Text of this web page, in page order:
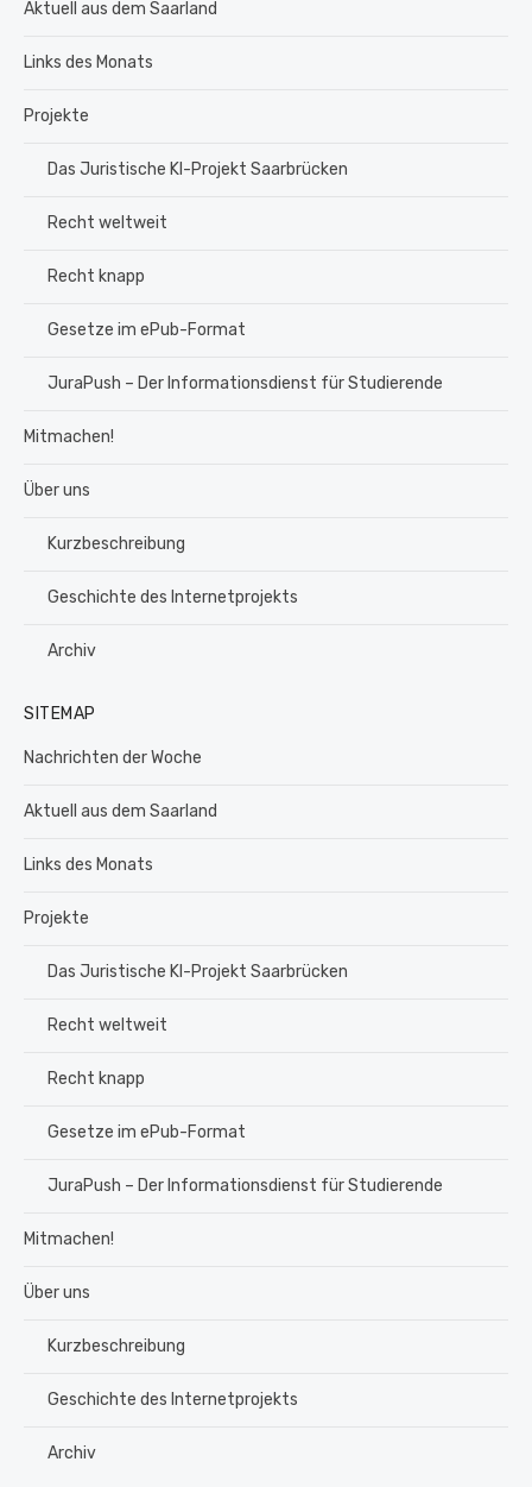
Aktuell aus dem Saarland
Links des Monats
Projekte
Das Juristische KI-Projekt Saarbrücken
Recht weltweit
Recht knapp
Gesetze im ePub-Format
JuraPush – Der Informationsdienst für Studierende
Mitmachen!
Über uns
Kurzbeschreibung
Geschichte des Internetprojekts
Archiv
SITEMAP
Nachrichten der Woche
Aktuell aus dem Saarland
Links des Monats
Projekte
Das Juristische KI-Projekt Saarbrücken
Recht weltweit
Recht knapp
Gesetze im ePub-Format
JuraPush – Der Informationsdienst für Studierende
Mitmachen!
Über uns
Kurzbeschreibung
Geschichte des Internetprojekts
Archiv